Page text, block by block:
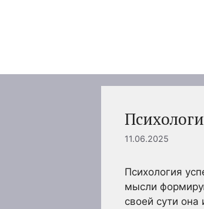
11.06.2025
Психология
мысли
своей сути